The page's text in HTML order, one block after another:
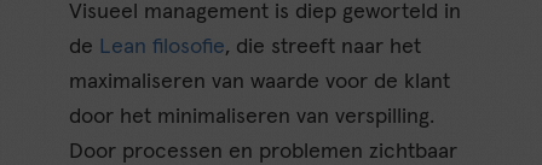
Visueel management is diep geworteld in
de Lean filosofie, die streeft naar het
maximaliseren van waarde voor de klant
door het minimaliseren van verspilling.
Door processen en problemen zichtbaar